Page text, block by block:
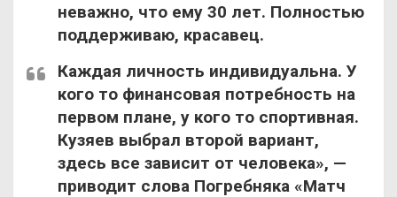
неважно, что ему 30 лет. Полностью
поддерживаю, красавец.
Каждая личность индивидуальна. У
кого то финансовая потребность на
первом плане, у кого то спортивная.
Кузяев выбрал второй вариант,
здесь все зависит от человека», —
приводит слова Погребняка «Матч